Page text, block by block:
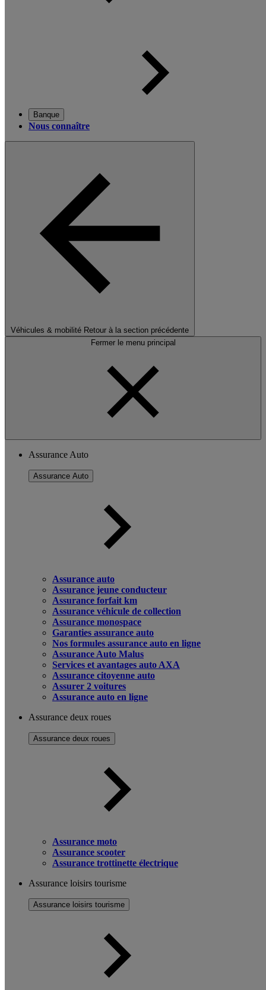
Banque
Nous connaître
Véhicules & mobilité Retour à la section précédente
Fermer le menu principal
Assurance Auto
Assurance Auto
Assurance auto
Assurance jeune conducteur
Assurance forfait km
Assurance véhicule de collection
Assurance monospace
Garanties assurance auto
Nos formules assurance auto en ligne
Assurance Auto Malus
Services et avantages auto AXA
Assurance citoyenne auto
Assurer 2 voitures
Assurance auto en ligne
Assurance deux roues
Assurance deux roues
Assurance moto
Assurance scooter
Assurance trottinette électrique
Assurance loisirs tourisme
Assurance loisirs tourisme